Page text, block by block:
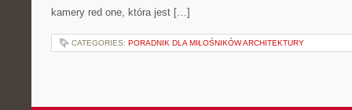
kamery red one, która jest […]
CATEGORIES: PORADNIK DLA MIŁOŚNIKÓW ARCHITEKTURY